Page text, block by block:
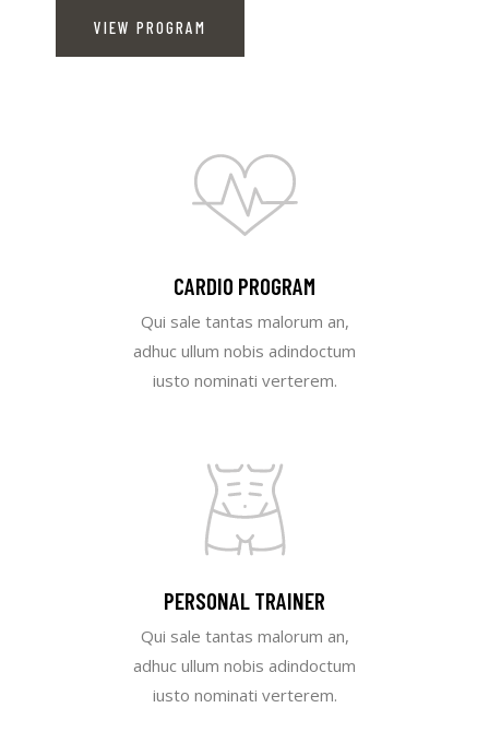
VIEW PROGRAM
CARDIO PROGRAM
Qui sale tantas malorum an,
adhuc ullum nobis adindoctum
iusto nominati verterem.
PERSONAL TRAINER
Qui sale tantas malorum an,
adhuc ullum nobis adindoctum
iusto nominati verterem.